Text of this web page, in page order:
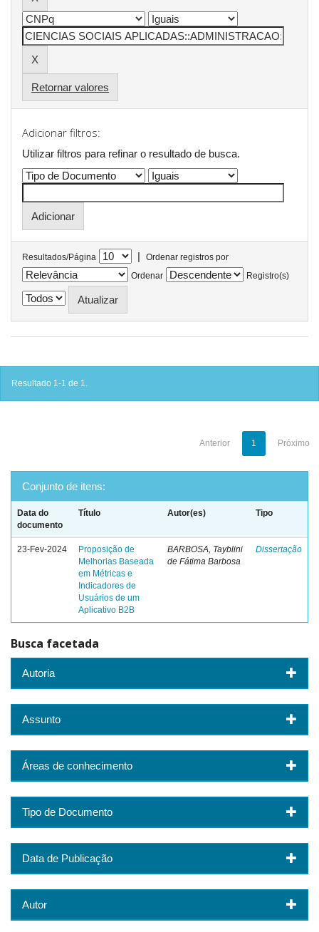
Retornar valores
Adicionar filtros:
Utilizar filtros para refinar o resultado de busca.
Resultados/Página |
Ordenar registros por
Ordenar
Registro(s)
Resultado 1-1 de 1.
Anterior 1 Próximo
Conjunto de itens:
Data do
documento
Título Autor(es) Tipo
23-Fev-2024
Proposição de
Melhorias Baseada
em Métricas e
Indicadores de
Usuários de um
Aplicativo B2B
BARBOSA, Tayblini
de Fátima Barbosa
Dissertação
Busca facetada
Autoria
Assunto
Áreas de conhecimento
Tipo de Documento
Data de Publicação
Autor